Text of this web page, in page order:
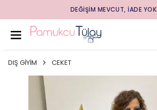
DEĞİŞİM MEVCUT, İADE YOK
DIŞ GİYİM CEKET